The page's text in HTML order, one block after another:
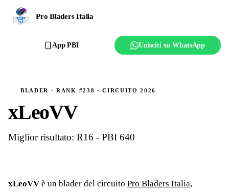
Pro Bladers Italia
Ranking
Regolamento
App PBI Unisciti su WhatsApp
BLADER · RANK #238 · CIRCUITO 2026
xLeoVV
Miglior risultato: R16 - PBI 640
xLeoVV è un blader del circuito Pro Bladers Italia,